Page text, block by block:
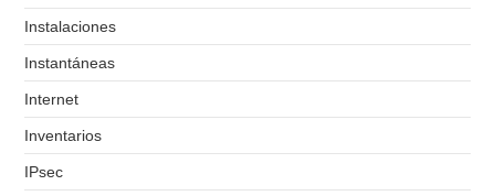
Instalaciones
Instantáneas
Internet
Inventarios
IPsec